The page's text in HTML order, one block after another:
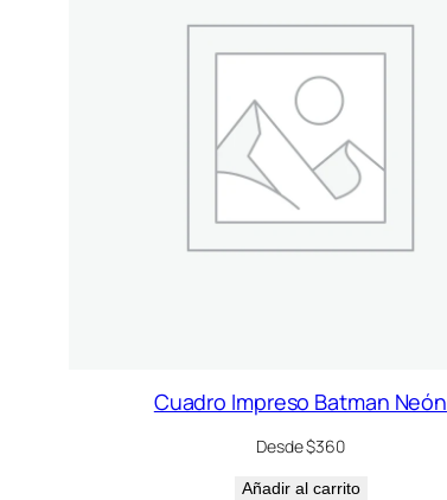
Cuadro Impreso Batman Neón
Desde $360
Añadir al carrito